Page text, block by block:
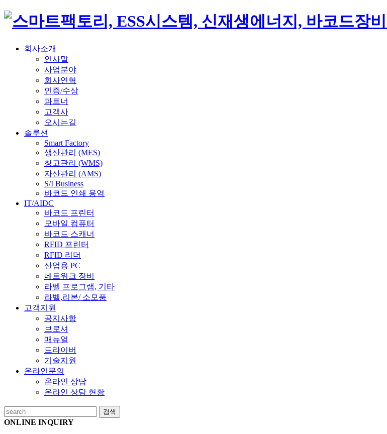
회사소개
인사말
사업분야
회사연혁
인증/수상
파트너
고객사
오시는길
솔루션
Smart Factory
생산관리 (MES)
창고관리 (WMS)
자산관리 (AMS)
S/I Business
바코드 인쇄 용역
IT/AIDC
바코드 프린터
모바일 컴퓨터
바코드 스캐너
RFID 프린터
RFID 리더
산업용 PC
네트워크 장비
라벨 프로그램, 기타
라벨,리본/ 소모품
고객지원
공지사항
브로셔
매뉴얼
드라이버
기술지원
온라인문의
온라인 상담
온라인 상담 현황
검색
ONLINE INQUIRY